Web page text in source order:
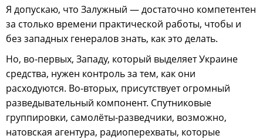
Я допускаю, что Залужный — достаточно компетентен
за столько времени практической работы, чтобы и
без западных генералов знать, как это делать.
Но, во-первых, Западу, который выделяет Украине
средства, нужен контроль за тем, как они
расходуются. Во-вторых, присутствует огромный
разведывательный компонент. Спутниковые
группировки, самолёты-разведчики, возможно,
натовская агентура, радиоперехваты, которые